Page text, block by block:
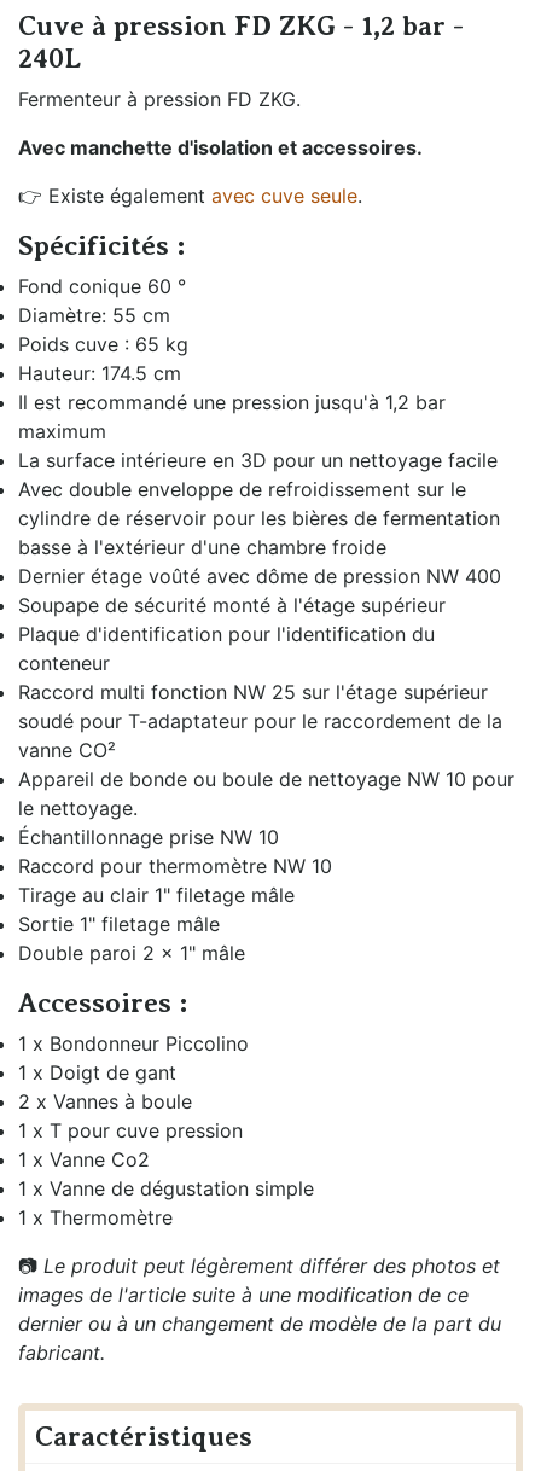
Cuve à pression FD ZKG - 1,2 bar -
240L
Fermenteur à pression FD ZKG.
Avec manchette d'isolation et accessoires.
👉 Existe également avec cuve seule.
Spécificités :
Fond conique 60 °
Diamètre: 55 cm
Poids cuve : 65 kg
Hauteur: 174.5 cm
Il est recommandé une pression jusqu'à 1,2 bar
maximum
La surface intérieure en 3D pour un nettoyage facile
Avec double enveloppe de refroidissement sur le
cylindre de réservoir pour les bières de fermentation
basse à l'extérieur d'une chambre froide
Dernier étage voûté avec dôme de pression NW 400
Soupape de sécurité monté à l'étage supérieur
Plaque d'identification pour l'identification du
conteneur
Raccord multi fonction NW 25 sur l'étage supérieur
soudé pour T-adaptateur pour le raccordement de la
vanne CO²
Appareil de bonde ou boule de nettoyage NW 10 pour
le nettoyage.
Échantillonnage prise NW 10
Raccord pour thermomètre NW 10
Tirage au clair 1" filetage mâle
Sortie 1" filetage mâle
Double paroi 2 x 1" mâle
Accessoires :
1 x Bondonneur Piccolino
1 x Doigt de gant
2 x Vannes à boule
1 x T pour cuve pression
1 x Vanne Co2
1 x Vanne de dégustation simple
1 x Thermomètre
📷 Le produit peut légèrement différer des photos et
images de l'article suite à une modification de ce
dernier ou à un changement de modèle de la part du
fabricant.
Caractéristiques